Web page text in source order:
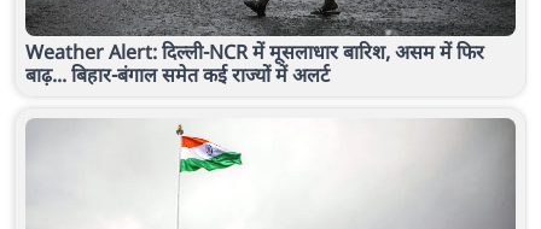
Weather Alert: दिल्ली-NCR में मूसलाधार बारिश, असम में फिर
बाढ़... बिहार-बंगाल समेत कई राज्यों में अलर्ट